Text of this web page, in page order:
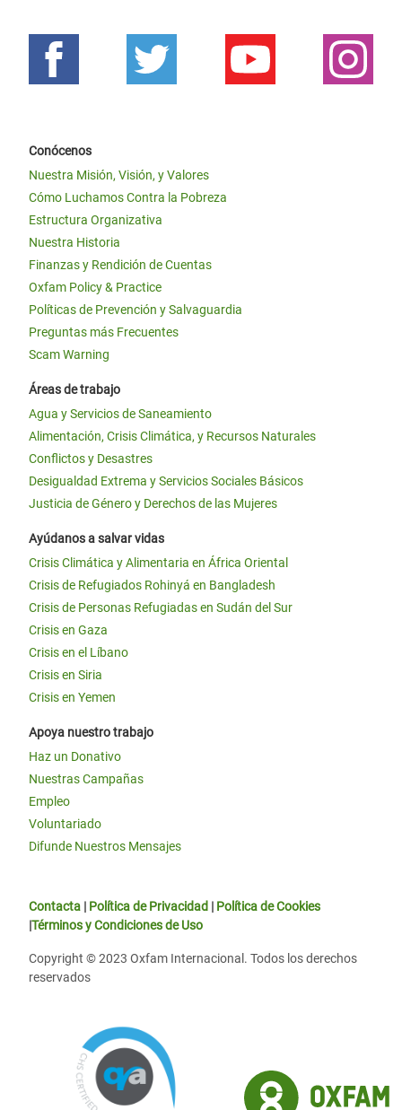
Conócenos
Nuestra Misión, Visión, y Valores
Cómo Luchamos Contra la Pobreza
Estructura Organizativa
Nuestra Historia
Finanzas y Rendición de Cuentas
Oxfam Policy & Practice
Políticas de Prevención y Salvaguardia
Preguntas más Frecuentes
Scam Warning
Áreas de trabajo
Agua y Servicios de Saneamiento
Alimentación, Crisis Climática, y Recursos Naturales
Conflictos y Desastres
Desigualdad Extrema y Servicios Sociales Básicos
Justicia de Género y Derechos de las Mujeres
Ayúdanos a salvar vidas
Crisis Climática y Alimentaria en África Oriental
Crisis de Refugiados Rohinyá en Bangladesh
Crisis de Personas Refugiadas en Sudán del Sur
Crisis en Gaza
Crisis en el Líbano
Crisis en Siria
Crisis en Yemen
Apoya nuestro trabajo
Haz un Donativo
Nuestras Campañas
Empleo
Voluntariado
Difunde Nuestros Mensajes
Contacta | Política de Privacidad | Política de Cookies
|Términos y Condiciones de Uso
Copyright © 2023 Oxfam Internacional. Todos los derechos
reservados